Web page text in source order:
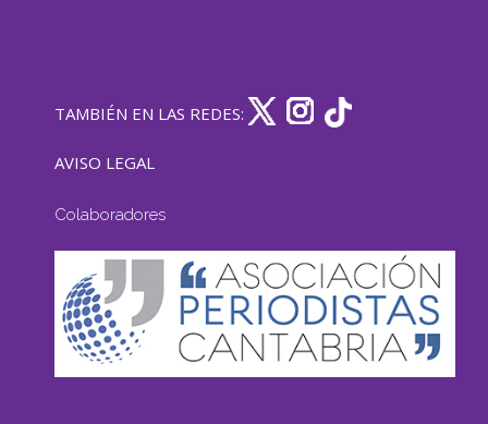
TAMBIÉN EN LAS REDES:
AVISO LEGAL
Colaboradores